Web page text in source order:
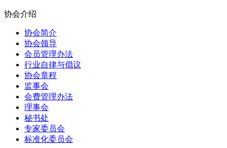
协会介绍
协会简介
协会领导
会员管理办法
行业自律与倡议
协会章程
监事会
会费管理办法
理事会
秘书处
专家委员会
标准化委员会